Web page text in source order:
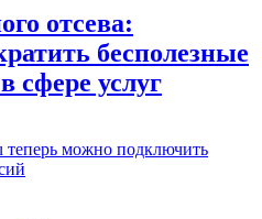
отсева:
бесполезные
сфере услуг